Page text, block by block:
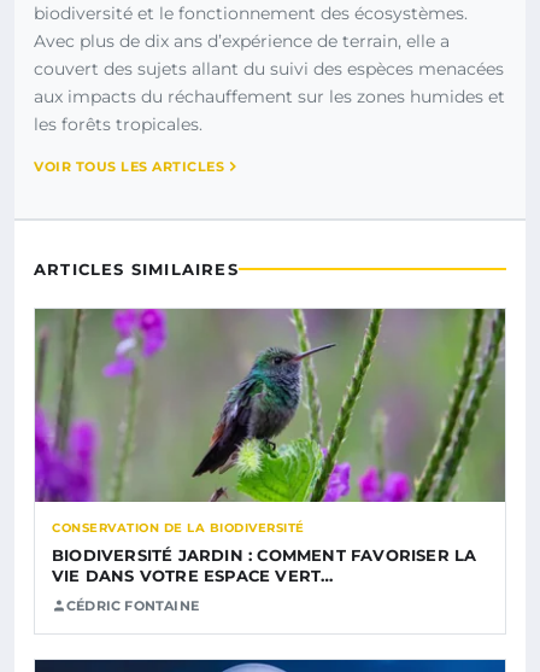
biodiversité et le fonctionnement des écosystèmes.
Avec plus de dix ans d’expérience de terrain, elle a
couvert des sujets allant du suivi des espèces menacées
aux impacts du réchauffement sur les zones humides et
les forêts tropicales.
VOIR TOUS LES ARTICLES
ARTICLES SIMILAIRES
CONSERVATION DE LA BIODIVERSITÉ
BIODIVERSITÉ JARDIN : COMMENT FAVORISER LA
VIE DANS VOTRE ESPACE VERT…
CÉDRIC FONTAINE